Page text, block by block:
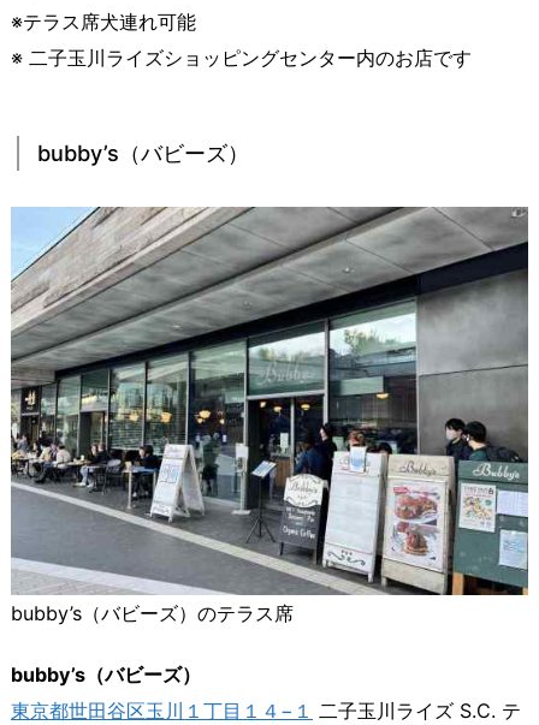
※テラス席犬連れ可能
※ 二子玉川ライズショッピングセンター内のお店です
bubby’s（バビーズ）
bubby’s（バビーズ）のテラス席
bubby’s（バビーズ）
東京都世田谷区玉川１丁目１４−１ 二子玉川ライズ S.C. テ